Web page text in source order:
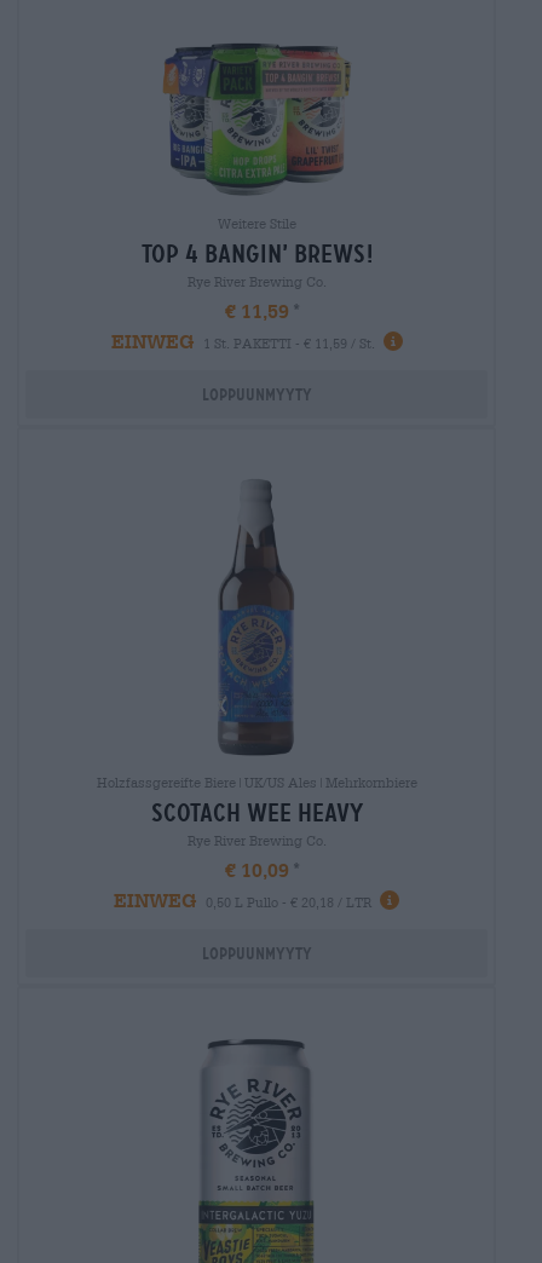
Weitere Stile
top 4 bangin’ brews!
Rye River Brewing Co.
€ 11,59
EINWEG
1 St. PAKETTI - € 11,59 / St.
Loppuunmyyty
Holzfassgereifte Biere|UK/US Ales|Mehrkornbiere
scotach wee heavy
Rye River Brewing Co.
€ 10,09
EINWEG
0,50 L Pullo - € 20,18 / LTR
Loppuunmyyty